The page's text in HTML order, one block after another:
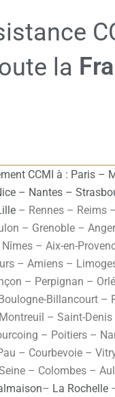
la
CCMI à : Paris –
– Nantes –
– Rennes – Reims
– Grenoble –
– Aix-en-
– Amiens –
– Perpignan –
Billancourt –
– Saint-
– Poitiers –
– Courbevoie –
– Colombes –
– La Rochelle